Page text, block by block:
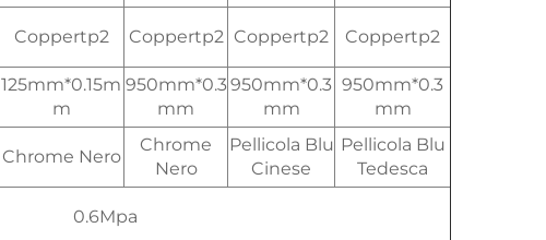
Coppertp2 Coppertp2 Coppertp2 Coppertp2
125mm*0.15m
m
950mm*0.3
mm
950mm*0.3
mm
950mm*0.3
mm
Chrome Nero
Chrome
Nero
Pellicola Blu
Cinese
Pellicola Blu
Tedesca
0.6Mpa